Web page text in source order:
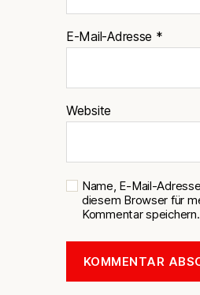
E-Mail-Adresse *
Website
Name, E-Mail-
diesem Browser für
Kommentar speichern.